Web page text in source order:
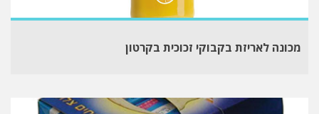
מכונה לאריזת בקבוקי זכוכית בקרטון